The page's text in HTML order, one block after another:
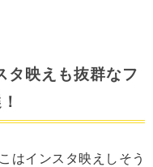
タ映えも抜群なフ
はインスタ映えしそう